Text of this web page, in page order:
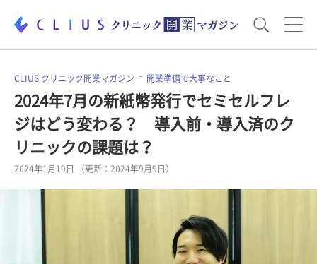
お役立ち資料 運営・経営のポイント
開業医のリアル 開業準備で大事なこと
セミナー
CLIUS クリニック開業マガジン 開業準備で大事なこと
2024年7月の新紙幣発行でセミセルフレ
ジはどう変わる？ 導入前・導入済のク
リニックの課題は？
2024年1月19日 （更新：2024年9月9日）